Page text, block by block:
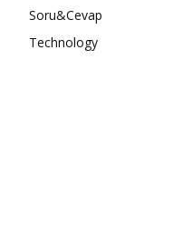
Soru&Cevap
Technology